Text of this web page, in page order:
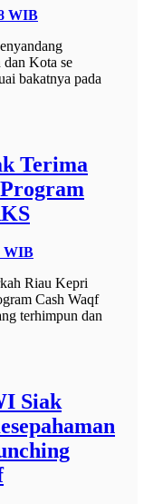
WIB
dan Kota se
bakatnya pada
Terima
WIB
Riau Kepri
Cash Waqf
terhimpun dan
Siak